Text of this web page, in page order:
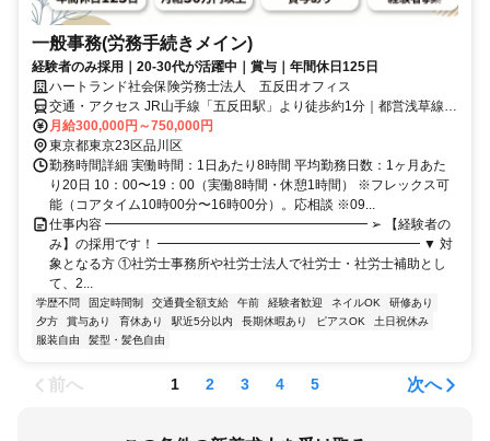
一般事務(労務手続きメイン)
経験者のみ採用｜20-30代が活躍中｜賞与｜年間休日125日
ハートランド社会保険労務士法人 五反田オフィス
交通・アクセス JR山手線「五反田駅」より徒歩約1分｜都営浅草線
「五反田駅」より徒歩約1分｜東急池上線「五反田駅」より徒歩約5分
月給300,000円～750,000円
東京都東京23区品川区
勤務時間詳細 実働時間：1日あたり8時間 平均勤務日数：1ヶ月あた
り20日 10：00〜19：00（実働8時間・休憩1時間） ※フレックス可
能（コアタイム10時00分〜16時00分）。応相談 ※09...
仕事内容 ━━━━━━━━━━━━━━━━━━━━ ➢ 【経験者の
み】の採用です！ ━━━━━━━━━━━━━━━━━━━━ ▼ 対
象となる方 ①社労士事務所や社労士法人で社労士・社労士補助とし
て、2...
学歴不問 固定時間制 交通費全額支給 午前 経験者歓迎 ネイルOK
研修あり
夕方
賞与あり 育休あり 駅近5分以内 長期休暇あり ピアスOK
土日祝休み
服装自由
髪型・髪色自由
前へ 1 2 3 4 5 次へ